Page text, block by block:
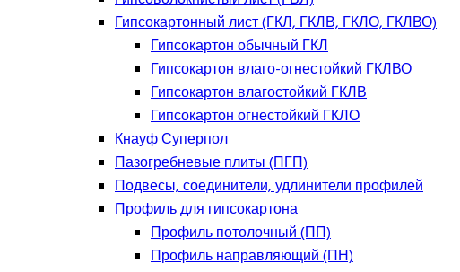
Гипсокартонный лист (ГКЛ, ГКЛВ, ГКЛО, ГКЛВО)
Гипсокартон обычный ГКЛ
Гипсокартон влаго-огнестойкий ГКЛВО
Гипсокартон влагостойкий ГКЛВ
Гипсокартон огнестойкий ГКЛО
Кнауф Суперпол
Пазогребневые плиты (ПГП)
Подвесы, соединители, удлинители профилей
Профиль для гипсокартона
Профиль потолочный (ПП)
Профиль направляющий (ПН)